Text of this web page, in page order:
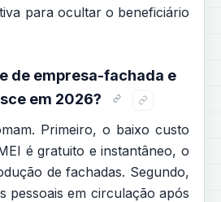
para ocultar o beneficiário
de empresa-fachada e
em 2026?
Primeiro, o baixo custo
é gratuito e instantâneo, o
de fachadas. Segundo,
pessoais em circulação após